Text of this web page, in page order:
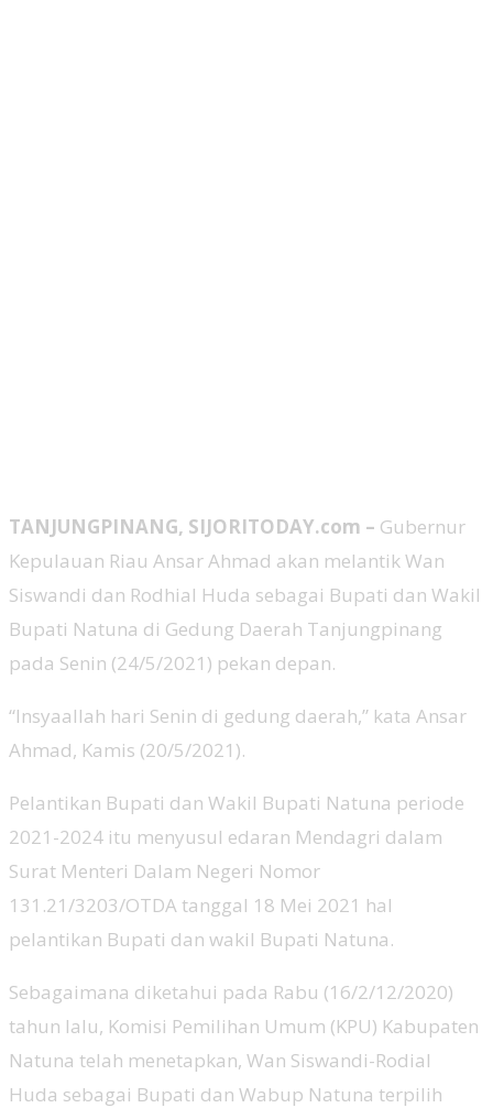
TANJUNGPINANG, SIJORITODAY.com – Gubernur
Kepulauan Riau Ansar Ahmad akan melantik Wan
Siswandi dan Rodhial Huda sebagai Bupati dan Wakil
Bupati Natuna di Gedung Daerah Tanjungpinang
pada Senin (24/5/2021) pekan depan.
“Insyaallah hari Senin di gedung daerah,” kata Ansar
Ahmad, Kamis (20/5/2021).
Pelantikan Bupati dan Wakil Bupati Natuna periode
2021-2024 itu menyusul edaran Mendagri dalam
Surat Menteri Dalam Negeri Nomor
131.21/3203/OTDA tanggal 18 Mei 2021 hal
pelantikan Bupati dan wakil Bupati Natuna.
Sebagaimana diketahui pada Rabu (16/2/12/2020)
tahun lalu, Komisi Pemilihan Umum (KPU) Kabupaten
Natuna telah menetapkan, Wan Siswandi-Rodial
Huda sebagai Bupati dan Wabup Natuna terpilih